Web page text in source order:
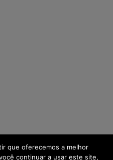
que oferecemos a melhor
continuar a usar este site,